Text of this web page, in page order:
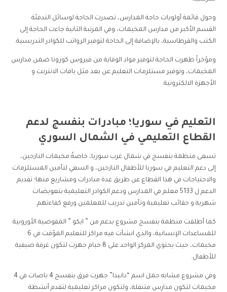
وحول قائمة أولويات حاجة المدارس، تصدرت الحاجة لوسائل التدفئة
القسم الأكبر من مدارس المخيمات، وفي المرتبة الثانية جاءت الحاجة إلى
الكتب والقرطاسية، بالإضافة إلى الحاجة لتوفير الرواتب للكوادر التدريسية.
ومؤخراً ظهرت الحاجة لتوفير مواد الوقاية من فيروس كورونا ضمن مدارس
المخيمات، وتوفير مستلزمات التعليم عن بعد مثل باقات الانترنت و
الأجهزة الالكترونية.
التعليم في سوريا؛ مبادرات بنفسج لدعم
القطاع التعليمي في الشمال السوري
تسعى منظمة بنفسج في شمال غرب سوريا، خاصةً مخيمات النازحين،
إلى دعم التعليم في سوريا للأطفال النازحين، و السعي لتأمين المستلزمات
والاحتياجات في هذا القطاع عن طريق عدة مبادرات ومشاريع منها؛ تقديم
الدعم ل 5133 معلم في المدارس ودعم الكوادر التعليمية بتعويضات
شهرية و حقائب تعليمية وتأمين تدريب للمعلمين ورفع كفاءتهم.
كما أطلقت منظمة بنفسج مشروع بدعم من ” ايكو ” المفوضية الأوروبية
للمساعدات الإنسانية، والذي انشأت فيه مراكز للتعليم المؤقت في 6
مخيمات، حيث يحتوي المركز الواحد على 8 خيام جهزت لتكون غرفة صيفية
للأطفال.
وفي مشروع مشابه حمل اسم “دانيدا” جهزت فرق بنفسج 4 باصات في 4
مخيمات لتكون مدارس متنقلة، ولتكون مراكز تعليمية لتقدم أنشطة